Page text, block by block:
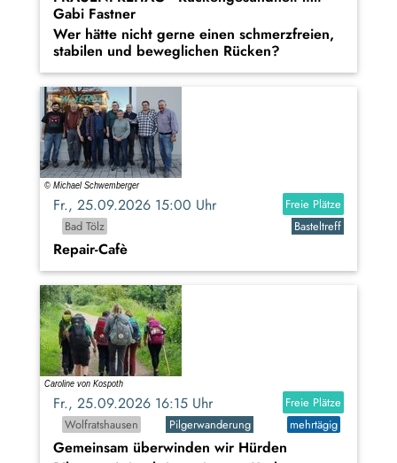
Gabi Fastner
Wer hätte nicht gerne einen schmerzfreien,
stabilen und beweglichen Rücken?
Fr., 25.09.2026 15:00 Uhr
Freie Plätze
Bad Tölz
Basteltreff
Repair-Cafè
Fr., 25.09.2026 16:15 Uhr
Freie Plätze
Wolfratshausen
Pilgerwanderung mehrtägig
Gemeinsam überwinden wir Hürden